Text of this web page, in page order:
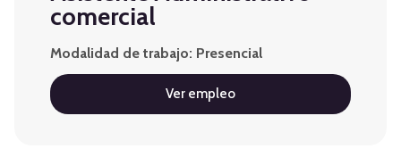
comercial
Modalidad de trabajo: Presencial
Ver empleo